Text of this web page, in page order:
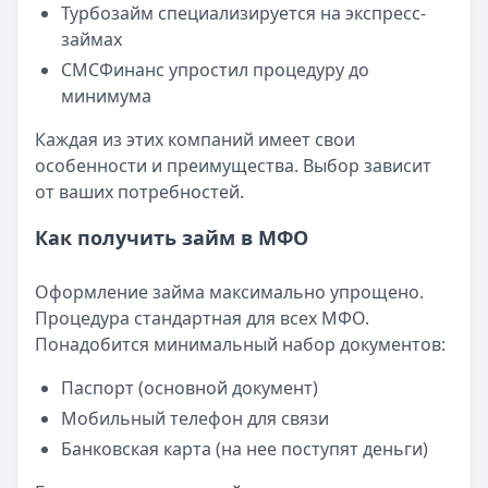
Читать новость
Смс о «одобренном займе» от Bigmani Ru: как
Кратко:Пришло СМС об одобрении займа от Bigmani
Опубликовано:23 ноября 2025 г.
Читать новость
Все новости
Турбозайм специализируется на экспресс-
займах
СМСФинанс упростил процедуру до
минимума
Каждая из этих компаний имеет свои
особенности и преимущества. Выбор зависит
от ваших потребностей.
Как получить займ в МФО
Оформление займа максимально упрощено.
Процедура стандартная для всех МФО.
Понадобится минимальный набор документов:
Паспорт (основной документ)
Мобильный телефон для связи
Банковская карта (на нее поступят деньги)